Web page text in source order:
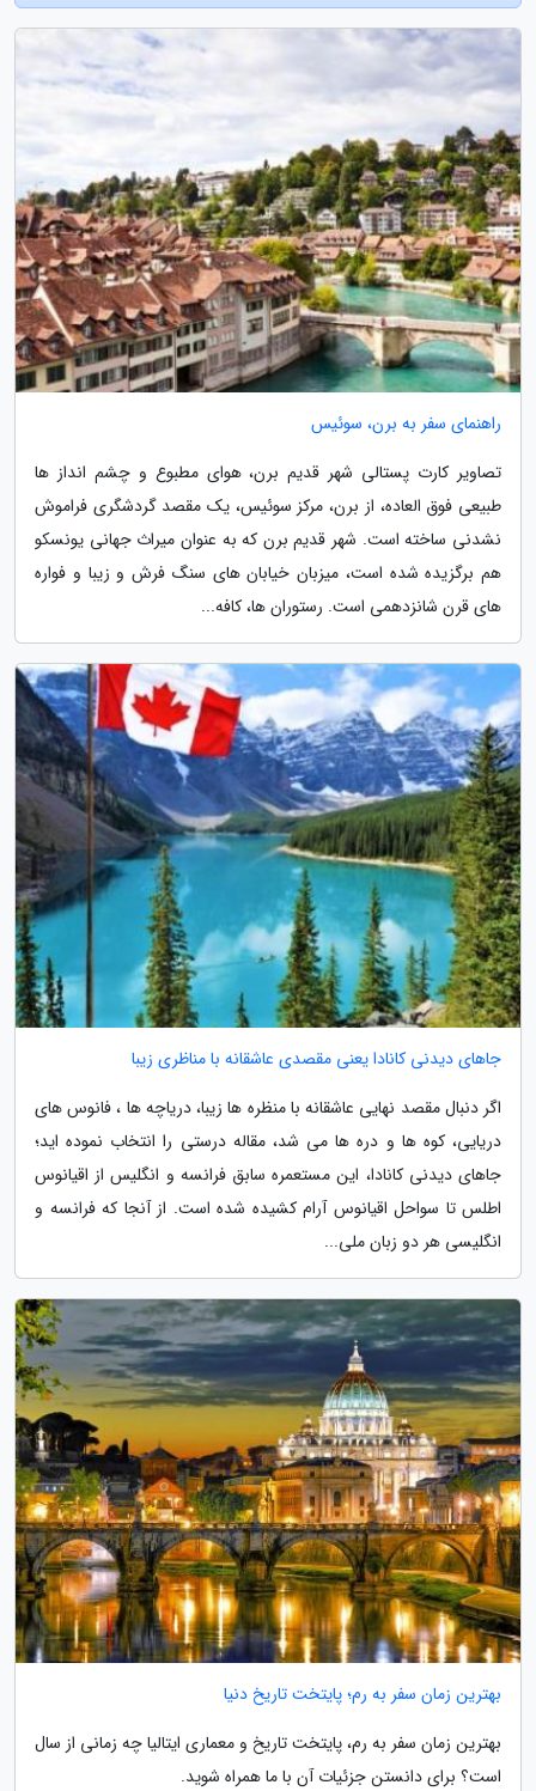
راهنمای سفر به برن، سوئیس
تصاویر کارت پستالی شهر قدیم برن، هوای مطبوع و چشم انداز ها
طبیعی فوق العاده، از برن، مرکز سوئیس، یک مقصد گردشگری فراموش
نشدنی ساخته است. شهر قدیم برن که به عنوان میراث جهانی یونسکو
هم برگزیده شده است، میزبان خیابان های سنگ فرش و زیبا و فواره
های قرن شانزدهمی است. رستوران ها، کافه...
جاهای دیدنی کانادا یعنی مقصدی عاشقانه با مناظری زیبا
اگر دنبال مقصد نهایی عاشقانه با منظره ها زیبا، دریاچه ها ، فانوس های
دریایی، کوه ها و دره ها می شد، مقاله درستی را انتخاب نموده اید؛
جاهای دیدنی کانادا، این مستعمره سابق فرانسه و انگلیس از اقیانوس
اطلس تا سواحل اقیانوس آرام کشیده شده است. از آنجا که فرانسه و
انگلیسی هر دو زبان ملی...
بهترین زمان سفر به رم؛ پایتخت تاریخ دنیا
بهترین زمان سفر به رم، پایتخت تاریخ و معماری ایتالیا چه زمانی از سال
است؟ برای دانستن جزئیات آن با ما همراه شوید.